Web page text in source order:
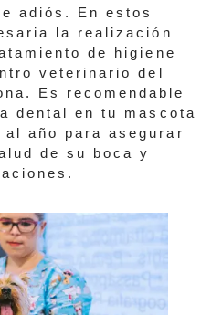
adiós. En estos
la realización
de higiene
veterinario del
Es recomendable
dental en tu mascota
año para asegurar
de su boca y